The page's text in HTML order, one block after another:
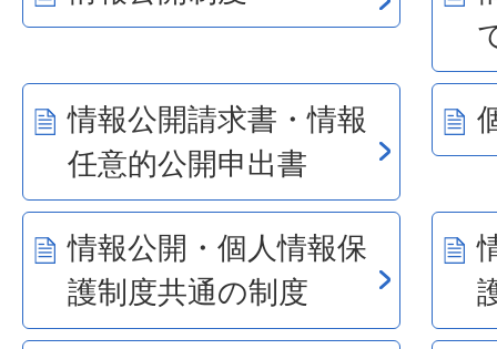
情報公開請求書・情報
任意的公開申出書
情報公開・個人情報保
護制度共通の制度